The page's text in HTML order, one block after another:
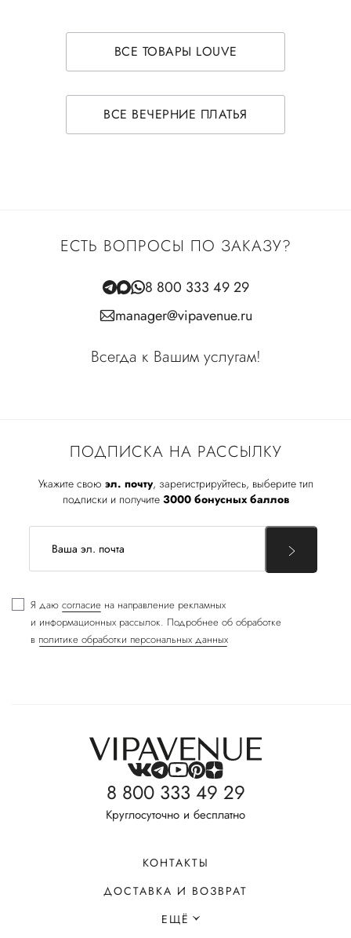
ВСЕ ТОВАРЫ LOUVE
ВСЕ ВЕЧЕРНИЕ ПЛАТЬЯ
ПОДПИСКА НА РАССЫЛКУ
Укажите свою эл. почту, зарегистрируйтесь, выберите тип
подписки и получите 3000 бонусных баллов
Я даю согласие на направление рекламных
и информационных рассылок. Подробнее об обработке
в политике обработки персональных данных
ЕСТЬ ВОПРОСЫ ПО ЗАКАЗУ?
8 800 333 49 29
manager@vipavenue.ru
Всегда к Вашим услугам!
8 800 333 49 29
Круглосуточно и бесплатно
КОНТАКТЫ
ДОСТАВКА И ВОЗВРАТ
ЕЩЁ